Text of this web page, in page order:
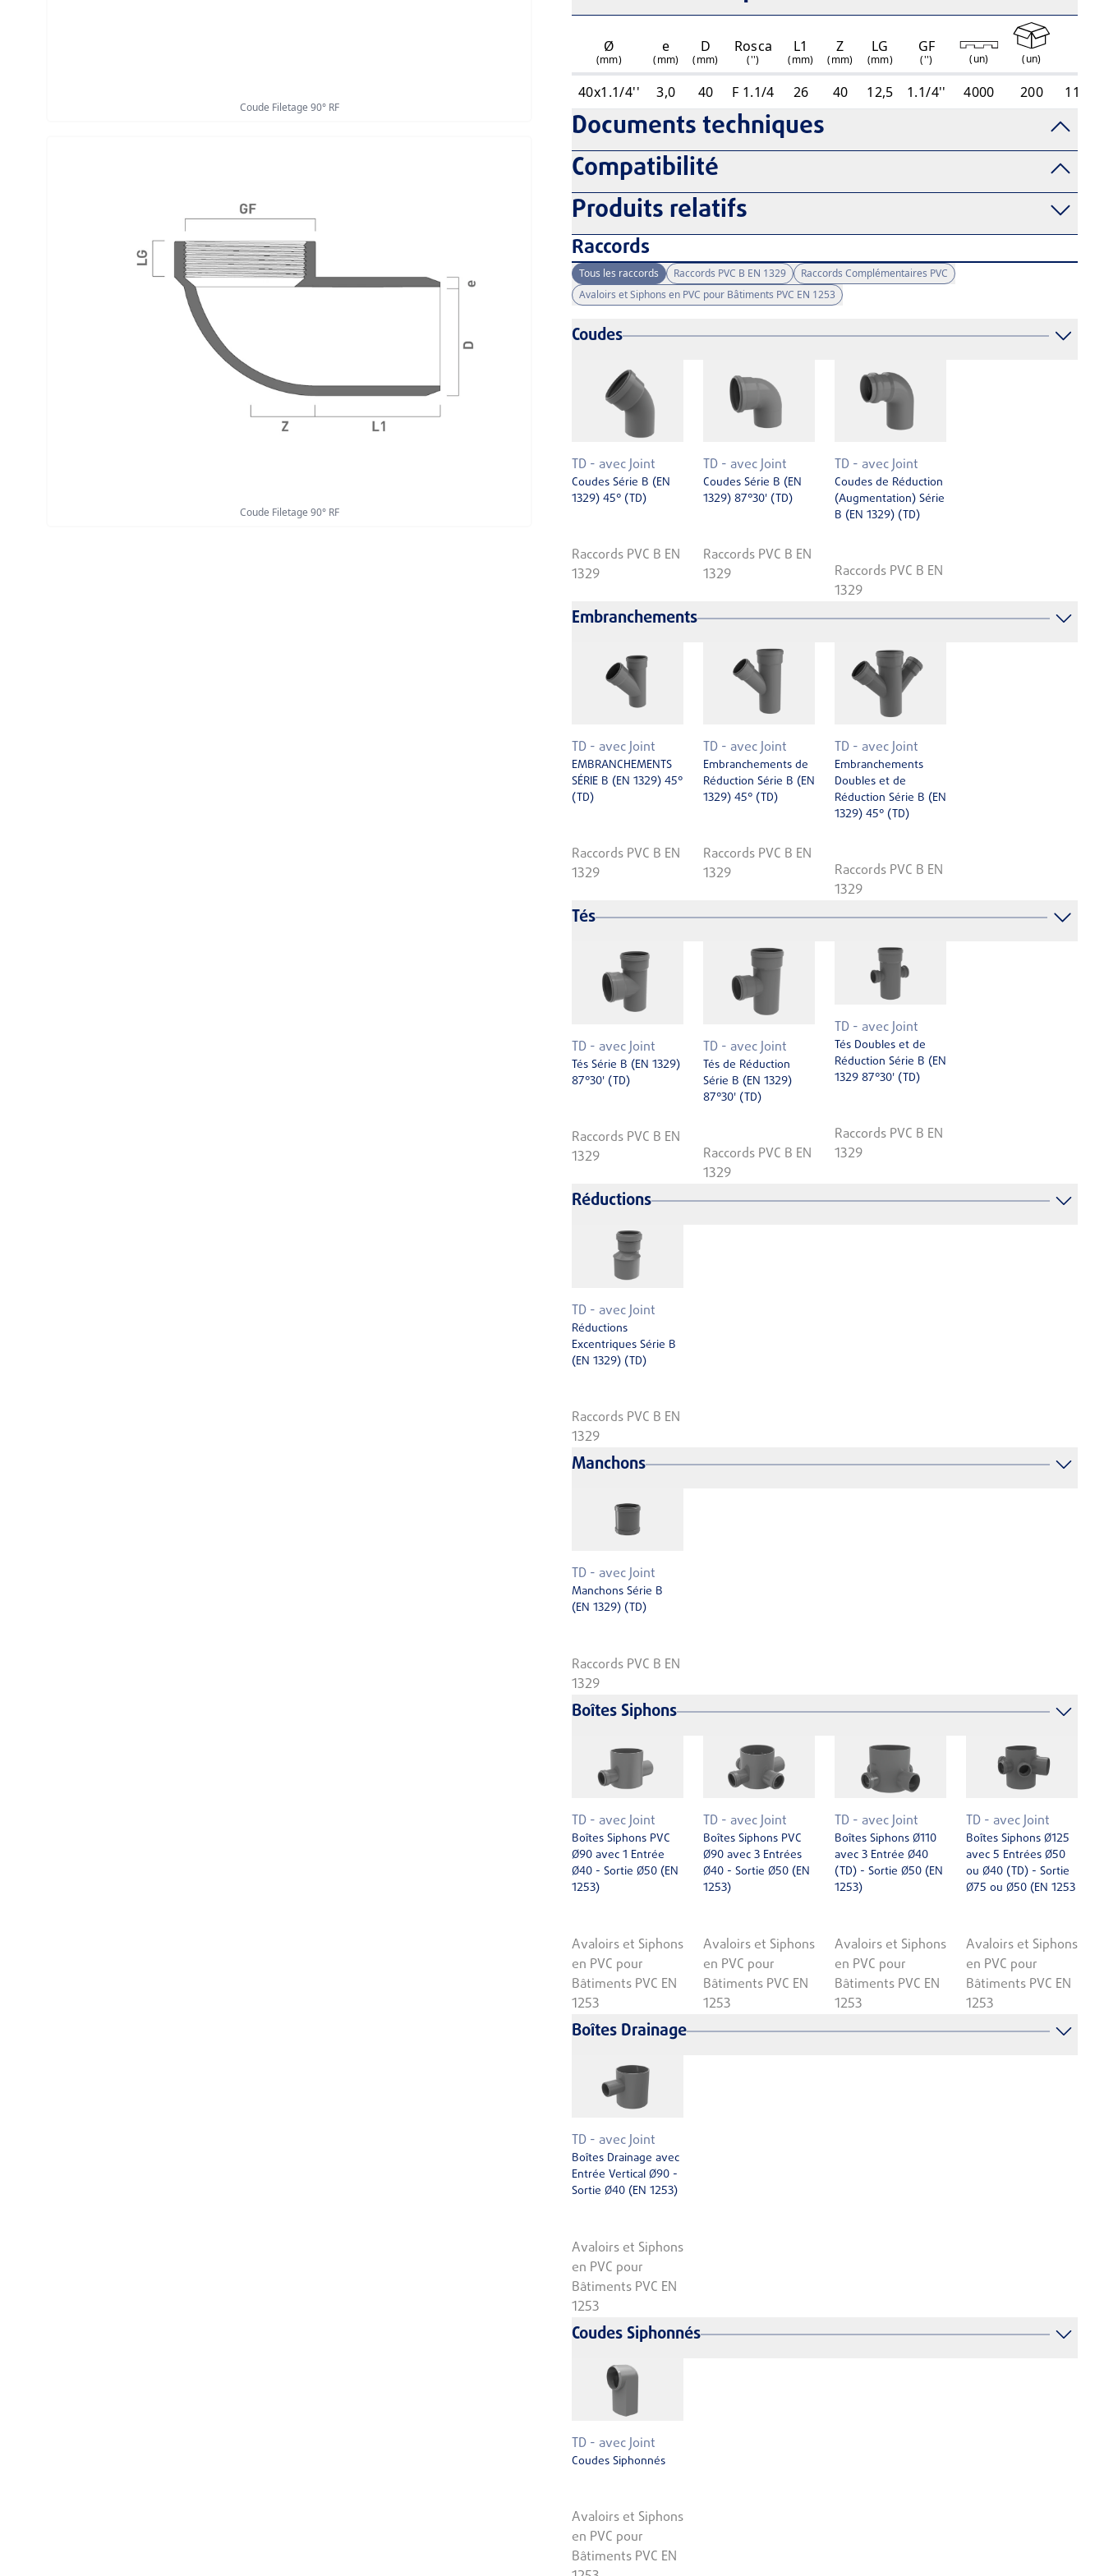
Coude Filetage 90° RF
Coude Filetage 90° RF
Ø
(mm)
e
(mm)
D
(mm)
Rosca
('')
L1
(mm)
Z
(mm)
LG
(mm)
GF
('') (un) (un)
40x1.1/4''
3,0 40 F 1.1/4 26 40 12,5 1.1/4'' 4000 200
Documents techniques
Compatibilité
Produits relatifs
Raccords
Tous les raccords Raccords PVC B EN 1329
Raccords Complémentaires PVC
Avaloirs et Siphons en PVC pour Bâtiments PVC EN 1253
Coudes
TD - avec Joint
Coudes Série B (EN
1329) 45° (TD)
Raccords PVC B EN
1329
TD - avec Joint
Coudes Série B (EN
1329) 87°30' (TD)
Raccords PVC B EN
1329
TD - avec Joint
Coudes de Réduction
(Augmentation) Série
B (EN ­1329) (TD)
Raccords PVC B EN
1329
Embranchements
TD - avec Joint
EMBRANCHEMENTS
SÉRIE B (EN 1329) 45°
(TD)
Raccords PVC B EN
1329
TD - avec Joint
Embranchements de
Réduction Série B (EN
1329) 45° (TD)
Raccords PVC B EN
1329
TD - avec Joint
Embranchements
Doubles et de
Réduction Série B (EN
1329) 45° (TD)
Raccords PVC B EN
1329
Tés
TD - avec Joint
Tés Série B (EN 1329)
87°30' (TD)
Raccords PVC B EN
1329
TD - avec Joint
Tés de Réduction
Série B (EN 1329)
87°30' (TD)
Raccords PVC B EN
1329
TD - avec Joint
Tés Doubles et de
Réduction Série B (EN
1329 87°30' (TD)
Raccords PVC B EN
1329
Réductions
TD - avec Joint
Réductions
Excentriques Série B
(EN 1329) (TD)
Raccords PVC B EN
1329
Manchons
TD - avec Joint
Manchons Série B
(EN 1329) (TD)
Raccords PVC B EN
1329
Boîtes Siphons
TD - avec Joint
Boîtes Siphons PVC
Ø90 avec 1 Entrée
Ø40 - Sortie Ø50 (EN
1253)
Avaloirs et Siphons
en PVC pour
Bâtiments PVC EN
1253
TD - avec Joint
Boîtes Siphons PVC
Ø90 avec 3 Entrées
Ø40 - Sortie Ø50 (EN
1253)
Avaloirs et Siphons
en PVC pour
Bâtiments PVC EN
1253
TD - avec Joint
Boîtes Siphons Ø110
avec 3 Entrée Ø40
(TD) - Sortie Ø50 (EN
1253)
Avaloirs et Siphons
en PVC pour
Bâtiments PVC EN
1253
TD - avec Joint
Boîtes Siphons Ø125
avec 5 Entrées Ø50
ou Ø40 (TD) - Sortie
Ø75 ou Ø50 (EN 1253
Avaloirs et Siphons
en PVC pour
Bâtiments PVC EN
1253
Boîtes Drainage
TD - avec Joint
Boîtes Drainage avec
Entrée Vertical Ø90 -
Sortie Ø40 (EN 1253)
Avaloirs et Siphons
en PVC pour
Bâtiments PVC EN
1253
Coudes Siphonnés
TD - avec Joint
Coudes Siphonnés
Avaloirs et Siphons
en PVC pour
Bâtiments PVC EN